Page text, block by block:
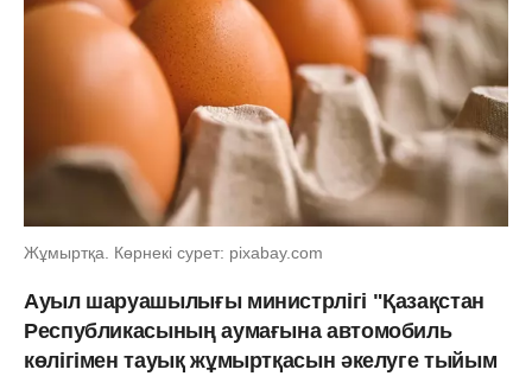
Жұмыртқа. Көрнекі сурет: pixabay.com
Ауыл шаруашылығы министрлігі "Қазақстан
Республикасының аумағына автомобиль
көлігімен тауық жұмыртқасын әкелуге тыйым